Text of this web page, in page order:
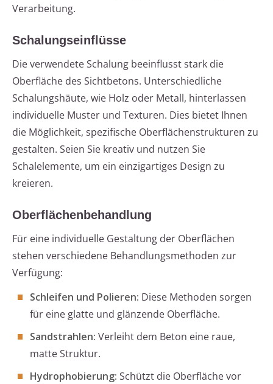
Verarbeitung.
Schalungseinflüsse
Die verwendete Schalung beeinflusst stark die
Oberfläche des Sichtbetons. Unterschiedliche
Schalungshäute, wie Holz oder Metall, hinterlassen
individuelle Muster und Texturen. Dies bietet Ihnen
die Möglichkeit, spezifische Oberflächenstrukturen zu
gestalten. Seien Sie kreativ und nutzen Sie
Schalelemente, um ein einzigartiges Design zu
kreieren.
Oberflächenbehandlung
Für eine individuelle Gestaltung der Oberflächen
stehen verschiedene Behandlungsmethoden zur
Verfügung:
Schleifen und Polieren: Diese Methoden sorgen
für eine glatte und glänzende Oberfläche.
Sandstrahlen: Verleiht dem Beton eine raue,
matte Struktur.
Hydrophobierung: Schützt die Oberfläche vor